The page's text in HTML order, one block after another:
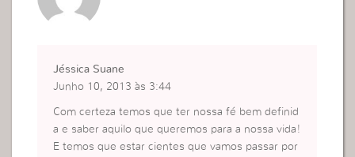
Jéssica Suane
Junho 10, 2013 às 3:44
Com certeza temos que ter nossa fé bem definid
a e saber aquilo que queremos para a nossa vida!
E temos que estar cientes que vamos passar por